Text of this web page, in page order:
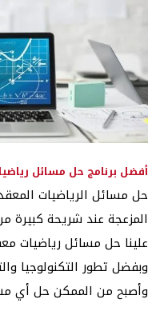
أفضل برنامج حل مسائل
حل مسائل الرياضيات
المزعجة عند شريحة
علينا حل مسائل رياضيات
وبفضل تطور التكنولوجيا
وأصبح من الممكن حل أي